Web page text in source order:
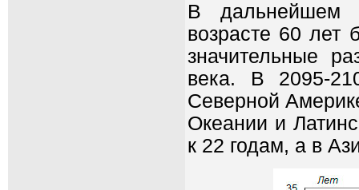
В дальнейшем
возрасте 60 лет
значительные
века. В 2095-
Северной
Океании и
к 22 годам, а в